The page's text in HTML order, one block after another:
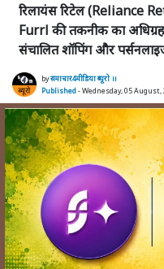
रिलायंस रिटेल (Reliance
Furrl की तकनीक का
संचालित शॉपिंग और
byसमाचार4मीडिया ब्यूरो ।।
Published- Wednesday, 05 August,